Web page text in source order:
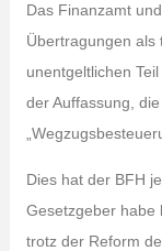
Das Finanzamt
Übertragungen als
unentgeltlichen
der Auffassung,
Dies hat der BFH
Gesetzgeber habe
trotz der Reform